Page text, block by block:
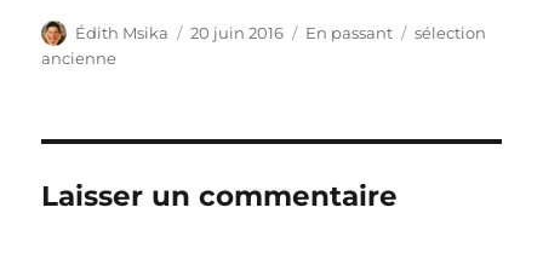
Auteur
Édith Msika
Publié
20 juin 2016 Format
En passant Catégories
sélection
ancienne
Laisser un commentaire